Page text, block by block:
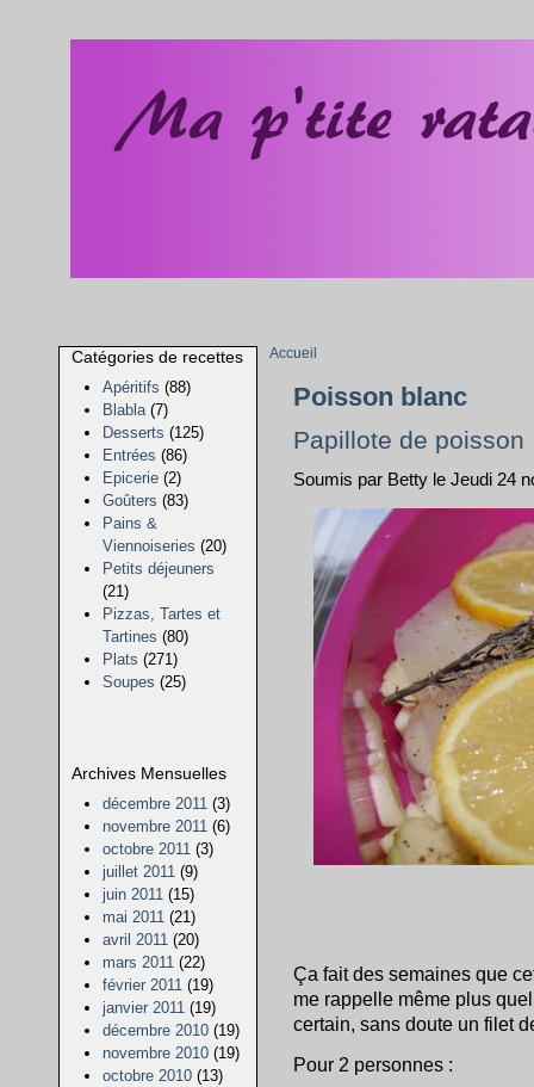
Catégories de recettes
Apéritifs (88)
Blabla (7)
Desserts (125)
Entrées (86)
Epicerie (2)
Goûters (83)
Pains &
Viennoiseries (20)
Petits déjeuners
(21)
Pizzas, Tartes et
Tartines (80)
Plats (271)
Soupes (25)
Archives Mensuelles
décembre 2011 (3)
novembre 2011 (6)
octobre 2011 (3)
juillet 2011 (9)
juin 2011 (15)
mai 2011 (21)
avril 2011 (20)
mars 2011 (22)
février 2011 (19)
janvier 2011 (19)
décembre 2010 (19)
novembre 2010 (19)
octobre 2010 (13)
Accueil
Poisson blanc
Papillote de poisson
Soumis par Betty le Jeudi 24
Ça fait des semaines que
me rappelle même plus
certain, sans doute un filet
Pour 2 personnes :